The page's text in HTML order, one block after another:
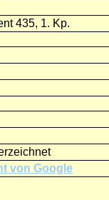
435, 1. Kp.
von Google